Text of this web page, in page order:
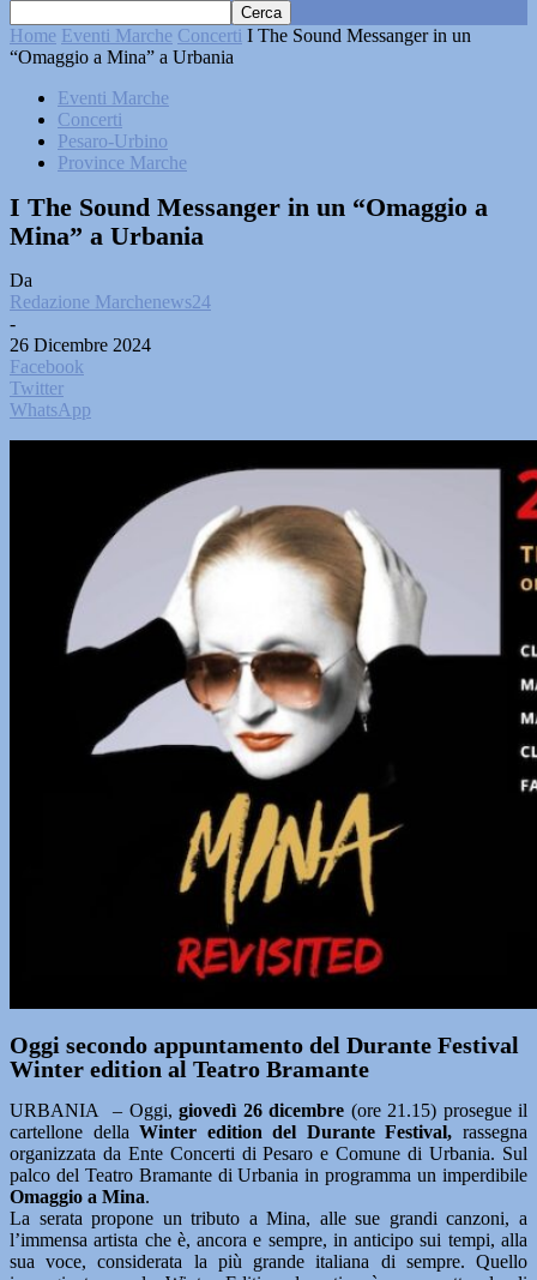
Home Eventi Marche Concerti I The Sound Messanger in un
“Omaggio a Mina” a Urbania
Eventi Marche
Concerti
Pesaro-Urbino
Province Marche
I The Sound Messanger in un “Omaggio a
Mina” a Urbania
Da
Redazione Marchenews24
-
26 Dicembre 2024
Facebook
Twitter
WhatsApp
Oggi secondo appuntamento del Durante Festival
Winter edition al Teatro Bramante
URBANIA – Oggi, giovedì 26 dicembre (ore 21.15) prosegue il
cartellone dellaWinter edition del Durante Festival, rassegna
organizzata da Ente Concerti di Pesaro e Comune di Urbania. Sul
palco del Teatro Bramante di Urbania in programma un imperdibile
Omaggio a Mina.
La serata propone un tributo a Mina, alle sue grandi canzoni, a
l’immensa artista che è, ancora e sempre, in anticipo sui tempi, alla
sua voce, considerata la più grande italiana di sempre. Quello